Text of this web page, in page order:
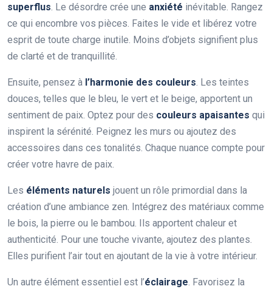
superflus. Le désordre crée une anxiété inévitable. Rangez
ce qui encombre vos pièces. Faites le vide et libérez votre
esprit de toute charge inutile. Moins d’objets signifient plus
de clarté et de tranquillité.
Ensuite, pensez à l’harmonie des couleurs. Les teintes
douces, telles que le bleu, le vert et le beige, apportent un
sentiment de paix. Optez pour des couleurs apaisantes qui
inspirent la sérénité. Peignez les murs ou ajoutez des
accessoires dans ces tonalités. Chaque nuance compte pour
créer votre havre de paix.
Les éléments naturels jouent un rôle primordial dans la
création d’une ambiance zen. Intégrez des matériaux comme
le bois, la pierre ou le bambou. Ils apportent chaleur et
authenticité. Pour une touche vivante, ajoutez des plantes.
Elles purifient l’air tout en ajoutant de la vie à votre intérieur.
Un autre élément essentiel est l’éclairage. Favorisez la